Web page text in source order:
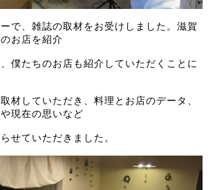
で、雑誌の取材をお受けしました。滋賀
お店を紹介
僕たちのお店も紹介していただくことに
材していただき、料理とお店のデータ、
現在の思いなど
せていただきました。